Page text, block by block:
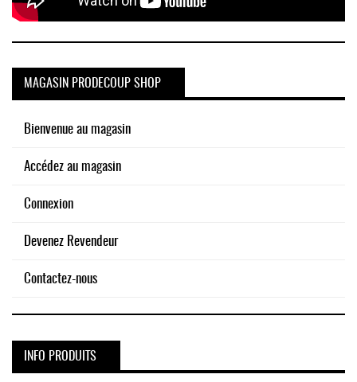
MAGASIN PRODECOUP SHOP
Bienvenue au magasin
Accédez au magasin
Connexion
Devenez Revendeur
Contactez-nous
INFO PRODUITS